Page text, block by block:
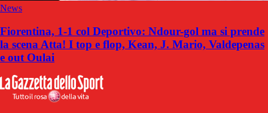
News
Fiorentina, 1-1 col Deportivo: Ndour-gol ma si prende
la scena Atta! I top e flop, Kean, J. Mario, Valdepenas
e out Oulai